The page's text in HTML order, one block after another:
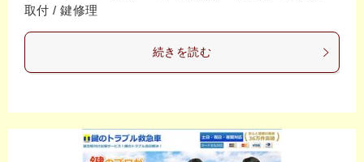
取付 / 鍵修理
続きを読む